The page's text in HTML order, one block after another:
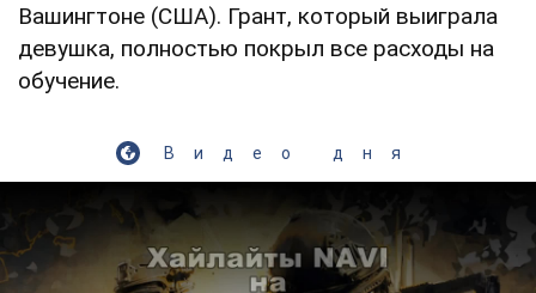
Вашингтоне (США). Грант, который выиграла
девушка, полностью покрыл все расходы на
обучение.
Видео дня